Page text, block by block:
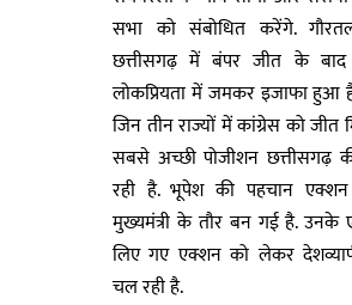
सभा को संबोधित करेंगे.
छत्तीसगढ़ में बंपर जीत के
लोकप्रियता में जमकर इजाफा हुआ
जिन तीन राज्यों में कांग्रेस को जीत
सबसे अच्छी पोजीशन छत्तीसगढ़
रही है. भूपेश की पहचान
मुख्यमंत्री के तौर बन गई है.
लिए गए एक्शन को लेकर
चल रही है.